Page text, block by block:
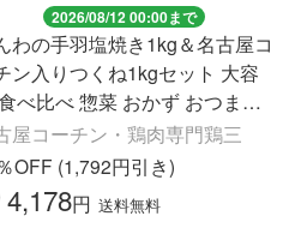
2026/08/12 00:00まで
わの手羽塩焼き1kg＆名古屋コ
ン入りつくね1kgセット 大容
惣菜 おかず おつまみ
凍食品 手羽塩 手羽先 鶏肉 弁
当 爆買
屋コーチン・鶏肉専門鶏三
OFF (1,792円引き)
4,178円 送料無料